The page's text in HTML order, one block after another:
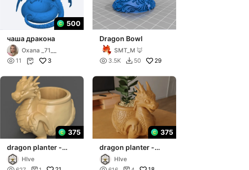
500
чаша дракона
Oxana _71__
 11  3
Dragon Bowl
SMT_M 🦊
 3.5K  50 29
375
dragon planter -
vase - urn - candy
dish - candle holder
HIve
375
dragon planter -
vase - urn - candy
dish - candle holder
HIve